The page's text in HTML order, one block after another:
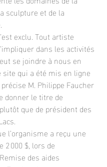
sculpture et de la
exclu. Tout artiste
dans les activités
se joindre à nous en
qui a été mis en ligne
précise M. Philippe Faucher
donner le titre de
que de président des
l’organisme a reçu une
000 $, lors de
des aides